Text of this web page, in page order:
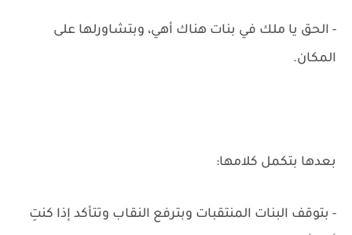
- الحق يا ملك في بنات هناك أهي، وبتشاورلها على
المكان.
بعدها بتكمل كلامها:
- بتوقف البنات المنتقبات وبترفع النقاب وتتأكد إذا كنتِ